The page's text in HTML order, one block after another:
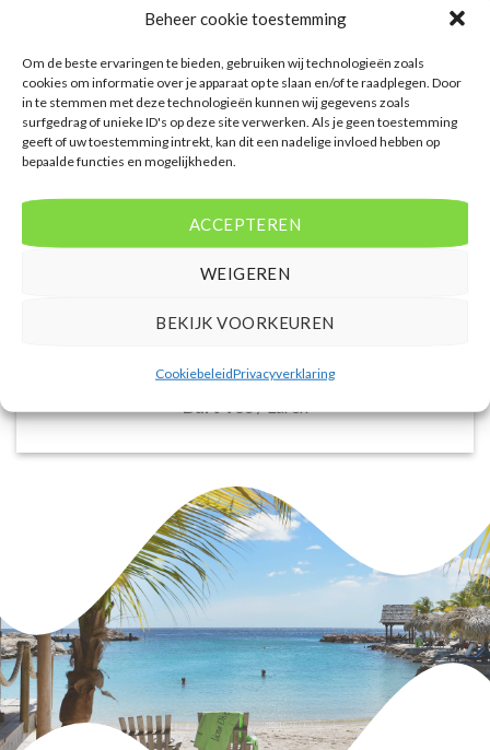
Beheer cookie toestemming
Om de beste ervaringen te bieden, gebruiken wij technologieën zoals
cookies om informatie over je apparaat op te slaan en/of te raadplegen. Door
in te stemmen met deze technologieën kunnen wij gegevens zoals
surfgedrag of unieke ID's op deze site verwerken. Als je geen toestemming
geeft of uw toestemming intrekt, kan dit een nadelige invloed hebben op
bepaalde functies en mogelijkheden.
ACCEPTEREN
WEIGEREN
BEKIJK VOORKEUREN
CookiebeleidPrivacyverklaring
Tom Meier/Breda
De aangeboden pakketreizen op de website zijn
handig voor reizigers die graag alles in één keer
regelen. Het aanbod varieert van budget, luxe tot
gezinsvriendelijke vakanties. De pakketten
Daarnaast ben ik verrast door de rijke inhoud en
heeft.
Bart Vos / Laren